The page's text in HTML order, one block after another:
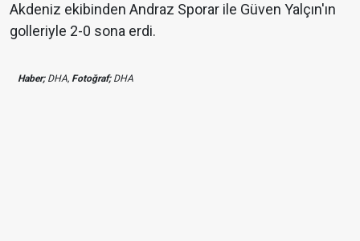
Akdeniz ekibinden Andraz Sporar ile Güven Yalçın'ın
golleriyle 2-0 sona erdi.
Haber;DHA, Fotoğraf;DHA